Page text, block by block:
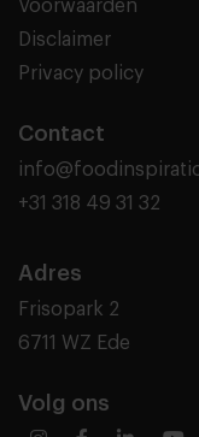
Voorwaarden
Disclaimer
Privacy policy
Contact
+31 318 49 31 32
Adres
Frisopark 2
6711 WZ Ede
Volg ons